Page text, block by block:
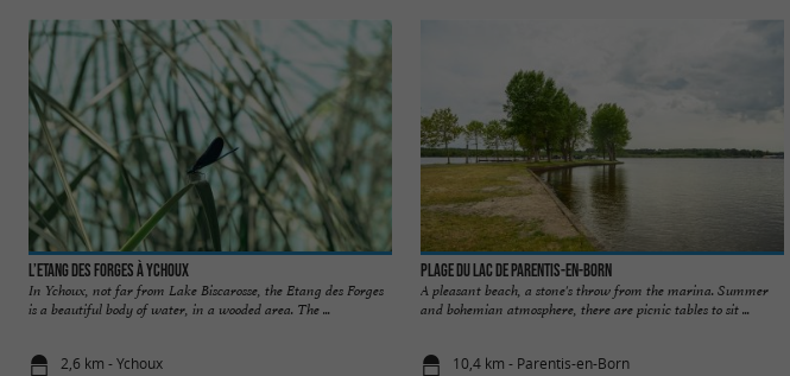
L’Etang des Forges à Ychoux
In Ychoux, not far from Lake Biscarosse, the Etang des Forges
is a beautiful body of water, in a wooded area. The ...
2,6 km - Ychoux
Plage du lac de Parentis-en-Born
A pleasant beach, a stone's throw from the marina. Summer
and bohemian atmosphere, there are picnic tables to sit ...
10,4 km - Parentis-en-Born